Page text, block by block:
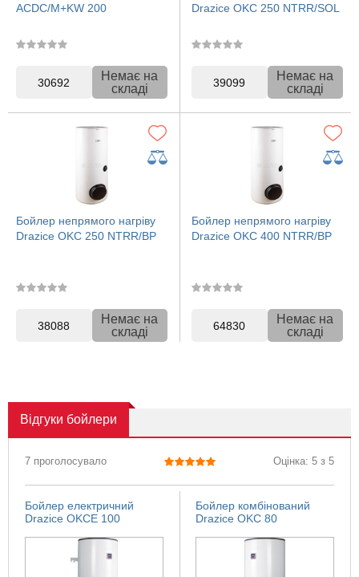
ACDC/M+KW 200
30692
Немає на
складі
Drazice OKC 250 NTRR/SOL
39099
Немає на
складі
Бойлер непрямого нагріву
Drazice OKC 250 NTRR/BP
38088
Немає на
складі
Бойлер непрямого нагріву
Drazice OKC 400 NTRR/BP
64830
Немає на
складі
Відгуки бойлери
7 проголосувало Оцінка: 5 з 5
Бойлер електричний
Drazice OKCE 100
Бойлер комбінований
Drazice OKC 80